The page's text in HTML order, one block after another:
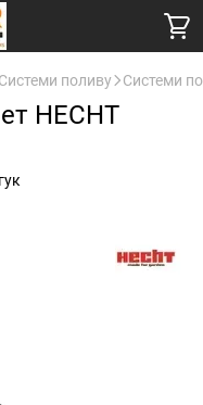
Системи поливу Системи
HECHT